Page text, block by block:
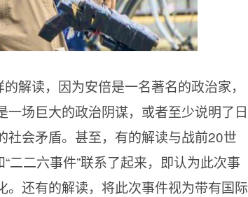
解读，因为安倍是一名著名的政治家，
场巨大的政治阴谋，或者至少说明了日
会矛盾。甚至，有的解读与战前20世
二二六事件”联系了起来，即认为此次事
还有的解读，将此次事件视为带有国际